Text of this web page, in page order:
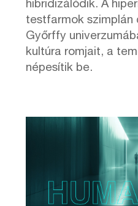
hibridizálódik. A
testfarmok szimplán
Győrffy
kultúra romjait, a
népesítik be.